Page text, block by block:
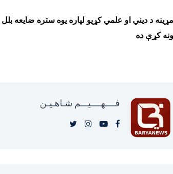
د دیني او علمي کړیو لپاره یوه ستره ضایعه
کړې ده
فــــهــــيـــم شـاهـیـن‎‎